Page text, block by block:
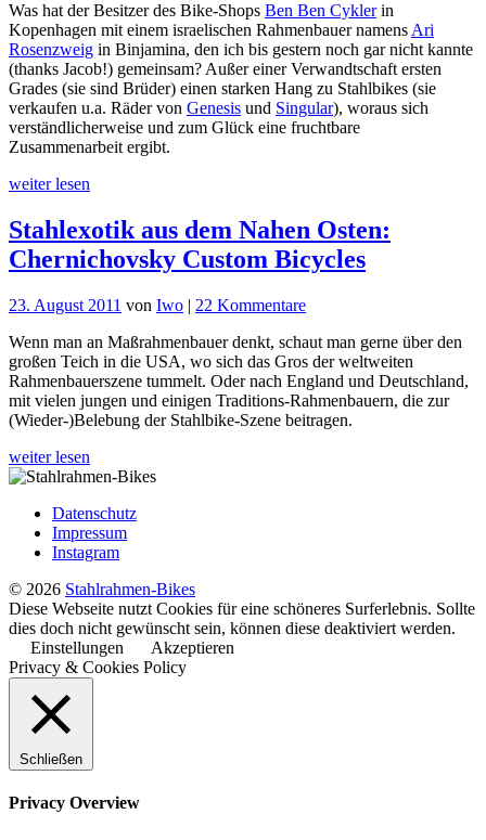
Ben
und
Ari:
Stählerne
Verbindung
über
tausende
Was hat der Besitzer des Bike-Shops Ben Ben Cyklerin
Kopenhagen mit einem israelischen Rahmenbauer namens Ari
Rosenzweig in Binjamina, den ich bis gestern noch gar nicht kannte
(thanks Jacob!) gemeinsam? Außer einer Verwandtschaft ersten
Grades (sie sind Brüder) einen starken Hang zu Stahlbikes (sie
verkaufen u.a. Räder von Genesis und Singular), woraus sich
verständlicherweise und zum Glück eine fruchtbare
Zusammenarbeit ergibt.
weiter lesen
Stahlexotik aus dem Nahen Osten:
Chernichovsky Custom Bicycles
23. August 2011 von Iwo | 22 Kommentarezu
aus
dem
Nahen
Osten:
Chernichovsky
Wenn man an Maßrahmenbauer denkt, schaut man gerne über den
großen Teich in die USA, wo sich das Gros der weltweiten
Rahmenbauerszene tummelt. Oder nach England und Deutschland,
mit vielen jungen und einigen Traditions-Rahmenbauern, die zur
(Wieder-)Belebung der Stahlbike-Szene beitragen.
weiter lesen
Datenschutz
Impressum
Instagram
© 2026 Stahlrahmen-Bikes
Diese Webseite nutzt Cookies für eine schöneres Surferlebnis. Sollte
dies doch nicht gewünscht sein, können diese deaktiviert werden.
Einstellungen
Akzeptieren
Privacy & Cookies Policy
Schließen
Privacy Overview